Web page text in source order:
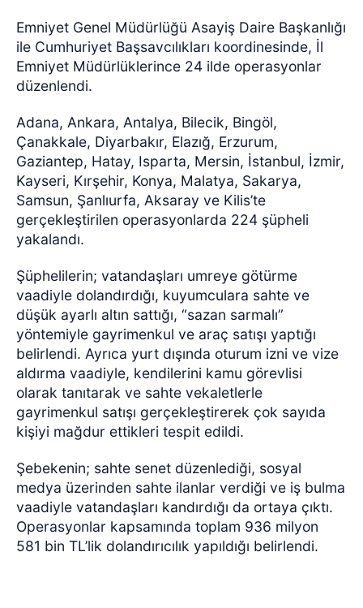
Emniyet Genel Müdürlüğü Asayiş Daire Başkanlığı
ile Cumhuriyet Başsavcılıkları koordinesinde, İl
Emniyet Müdürlüklerince 24 ilde operasyonlar
düzenlendi.
Adana, Ankara, Antalya, Bilecik, Bingöl,
Çanakkale, Diyarbakır, Elazığ, Erzurum,
Gaziantep, Hatay, Isparta, Mersin, İstanbul, İzmir,
Kayseri, Kırşehir, Konya, Malatya, Sakarya,
Samsun, Şanlıurfa, Aksaray ve Kilis’te
gerçekleştirilen operasyonlarda 224 şüpheli
yakalandı.
Şüphelilerin; vatandaşları umreye götürme
vaadiyle dolandırdığı, kuyumculara sahte ve
düşük ayarlı altın sattığı, “sazan sarmalı”
yöntemiyle gayrimenkul ve araç satışı yaptığı
belirlendi. Ayrıca yurt dışında oturum izni ve vize
aldırma vaadiyle, kendilerini kamu görevlisi
olarak tanıtarak ve sahte vekaletlerle
gayrimenkul satışı gerçekleştirerek çok sayıda
kişiyi mağdur ettikleri tespit edildi.
Şebekenin; sahte senet düzenlediği, sosyal
medya üzerinden sahte ilanlar verdiği ve iş bulma
vaadiyle vatandaşları kandırdığı da ortaya çıktı.
Operasyonlar kapsamında toplam 936 milyon
581 bin TL’lik dolandırıcılık yapıldığı belirlendi.